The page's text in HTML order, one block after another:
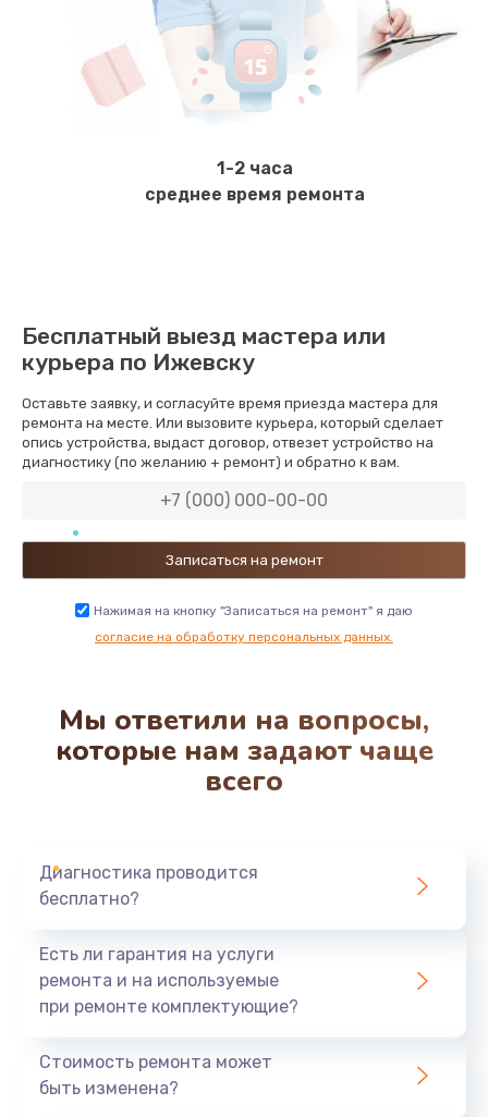
1-2 часа
среднее время ремонта
Бесплатный выезд мастера или
курьера по Ижевску
Оставьте заявку, и согласуйте время приезда мастера для
ремонта на месте. Или вызовите курьера, который сделает
опись устройства, выдаст договор, отвезет устройство на
диагностику (по желанию + ремонт) и обратно к вам.
Нажимая на кнопку "Записаться на ремонт" я даю
согласие на обработку персональных данных.
Мы ответили на вопросы,
которые нам задают чаще
всего
Диагностика проводится
бесплатно?
Есть ли гарантия на услуги
ремонта и на используемые
при ремонте комплектующие?
Стоимость ремонта может
быть изменена?